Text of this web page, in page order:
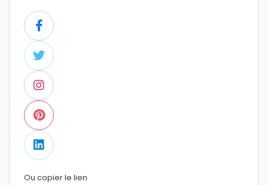
Ou copier le lien